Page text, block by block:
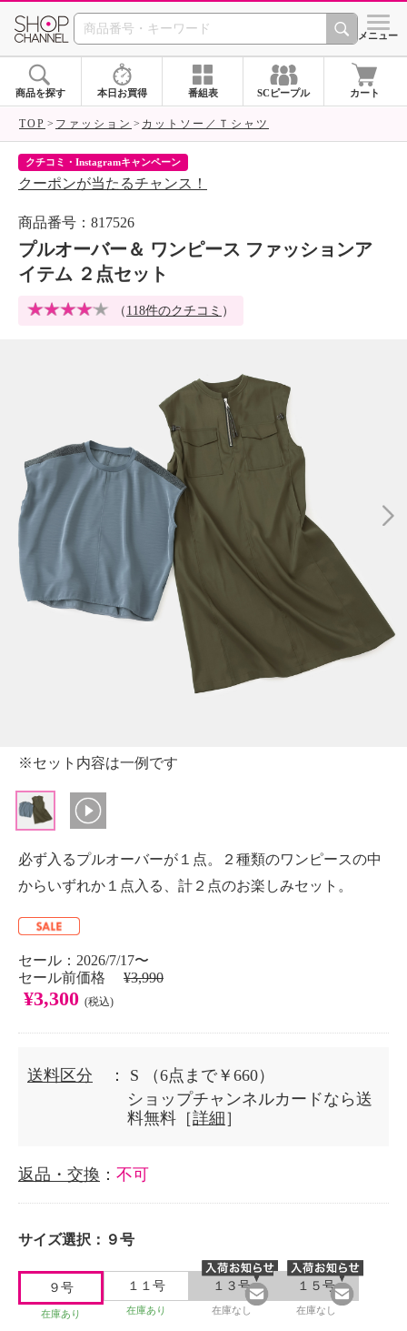
SHOP CHANNEL シメニュー
商品を探す 本日お買得 番組表 SCピープル カート
TOP ファッション カットソー／Ｔシャツ
クチコミ・Instagramキャンペーン
クーポンが当たるチャンス！
商品番号：817526
プルオーバー＆ ワンピース ファッションア
イテム ２点セット
（ 118件のクチコミ ）
※セット内容は一例です
必ず入るプルオーバーが１点。２種類のワンピースの中
からいずれか１点入る、計２点のお楽しみセット。
セール：2026/7/17〜
セール前価格 ¥3,990
¥3,300 (税込)
送料区分 ： S
（6点まで￥660）
ショップチャンネルカードなら送
料無料［詳細 ］
返品・交換 ： 不可
サイズ選択： ９号
９号
在庫あり
１１号
在庫あり
１３号
在庫なし
１５号
在庫なし